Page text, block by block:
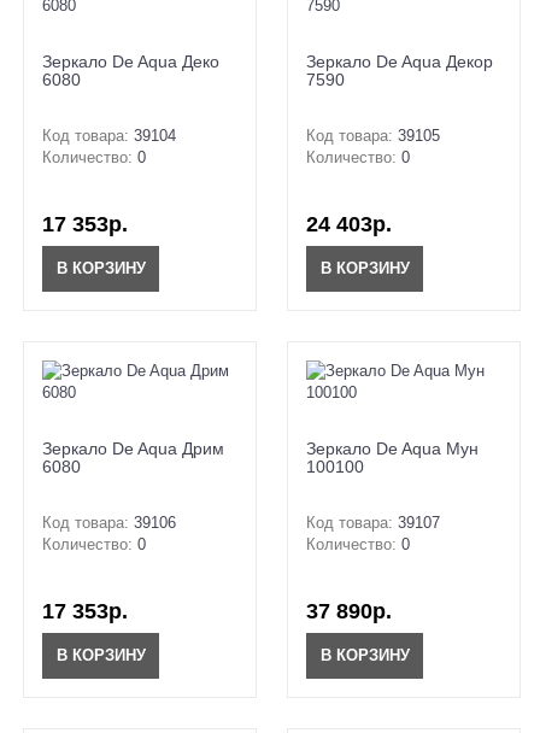
Зеркало De Aqua Деко
6080
Код товара: 39104
Количество: 0
17 353р.
В КОРЗИНУ
Зеркало De Aqua Декор
7590
Код товара: 39105
Количество: 0
24 403р.
В КОРЗИНУ
Зеркало De Aqua Дрим
6080
Код товара: 39106
Количество: 0
17 353р.
В КОРЗИНУ
Зеркало De Aqua Мун
100100
Код товара: 39107
Количество: 0
37 890р.
В КОРЗИНУ